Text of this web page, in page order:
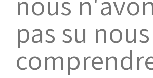
pas su nous